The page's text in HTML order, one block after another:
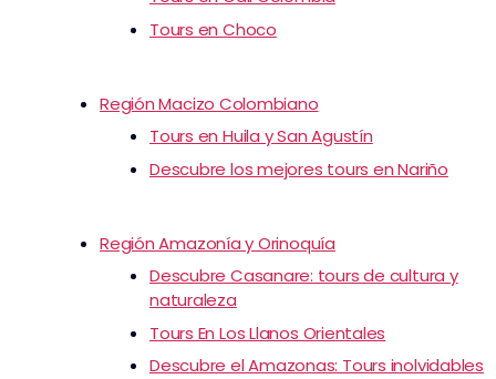
Tours en Choco
Región Macizo Colombiano
Tours en Huila y San Agustín
Descubre los mejores tours en Nariño
Región Amazonía y Orinoquía
Descubre Casanare: tours de cultura y
naturaleza
Tours En Los Llanos Orientales
Descubre el Amazonas: Tours inolvidables